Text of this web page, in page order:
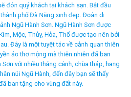
đón quý khách tại khách sạn. Bắt đầu
phố Đà Nẵng xinh đẹp. Đoàn di
Ngũ Hành Sơn. Ngũ Hành Sơn được
Mộc, Thủy, Hỏa, Thổ được tạo nên bởi
Đây là một tuyệt tác về cảnh quan thiên
ảo thơ mộng mà thiên nhiên đã ban
với nhiều thắng cảnh, chùa tháp, hang
núi Ngũ Hành, đến đây bạn sẽ thấy
ban tặng cho vùng đất này.